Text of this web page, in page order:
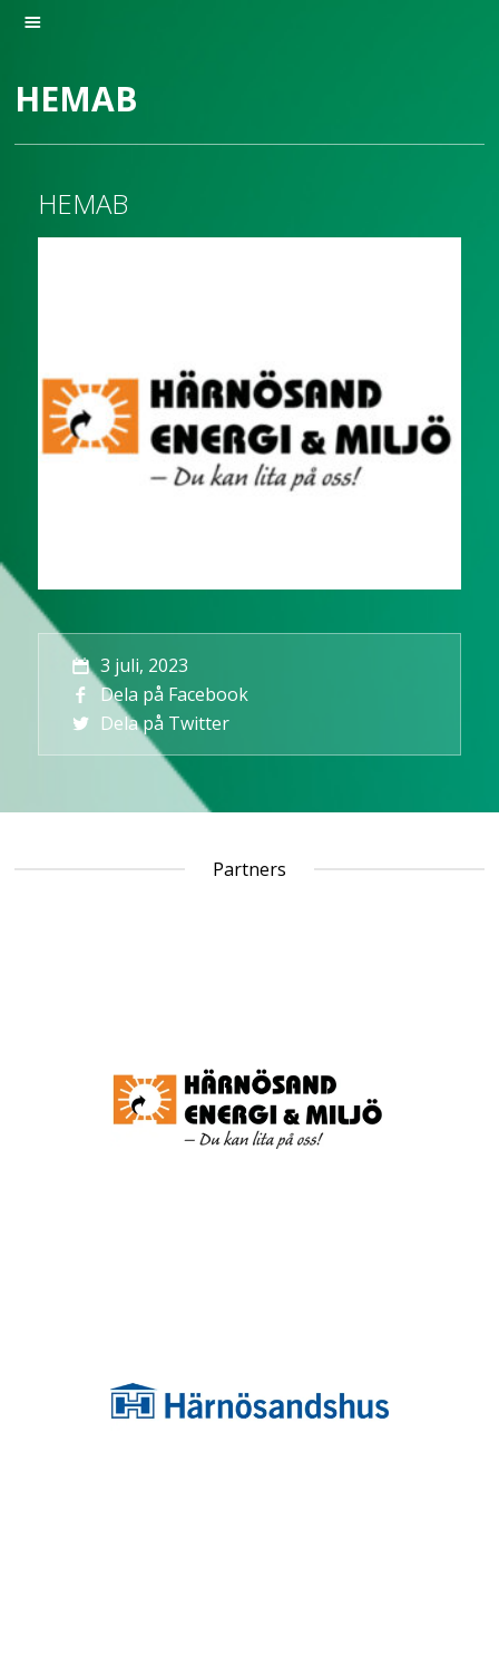
HEMAB
HEMAB
3 juli, 2023
Dela på Facebook
Dela på Twitter
Partners